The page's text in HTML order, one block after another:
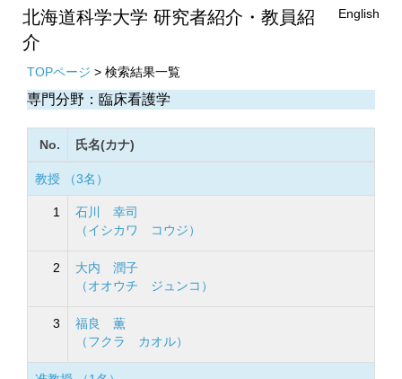
北海道科学大学 研究者紹介・教員紹
介
English
TOPページ > 検索結果一覧
専門分野：臨床看護学
No. 氏名(カナ)
教授 （3名）
1
石川 幸司
（イシカワ コウジ）
2
大内 潤子
（オオウチ ジュンコ）
3
福良 薫
（フクラ カオル）